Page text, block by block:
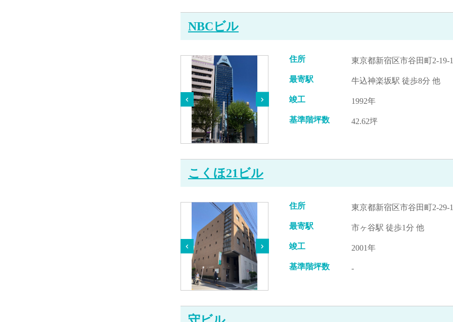
NBCビル
住所 東京都新宿区市谷田町2-19-1
最寄駅 牛込神楽坂駅 徒歩8分 他
竣工 1992年
基準階坪数 42.62坪
こくほ21ビル
住所 東京都新宿区市谷田町2-29-1
最寄駅 市ヶ谷駅 徒歩1分 他
竣工 2001年
基準階坪数 -